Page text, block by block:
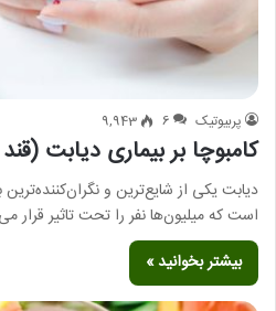
پربیوتیک 6
9,943
کامبوچا بر بیماری دیابت
دیابت یکی از شایع‌ترین و
است که میلیون‌ها نفر را تحت تاثیر قرار
بیشتر بخوانید »